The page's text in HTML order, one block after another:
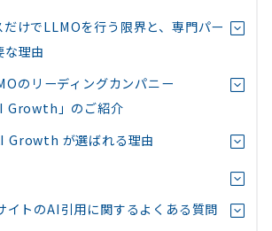
だけでLLMOを行う限界と、専門パー
な理由
のリーディングカンパニー
Growth」のご紹介
Growth が選ばれる理由
イトのAI引用に関するよくある質問